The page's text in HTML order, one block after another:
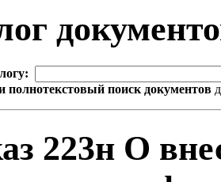
полнотекстовый поиск документов
223н О